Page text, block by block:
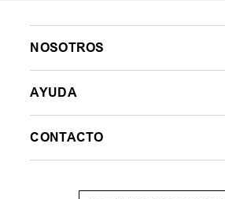
NOSOTROS
AYUDA
CONTACTO